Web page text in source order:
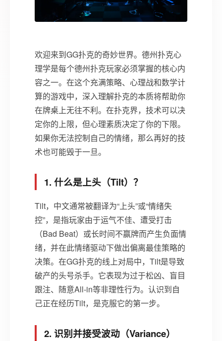
欢迎来到GG扑克的奇妙世界。德州扑克心
理学是每个德州扑克玩家必须掌握的核心内
容之一。在这个充满策略、心理战和数学计
算的游戏中，深入理解扑克的本质将帮助你
在牌桌上无往不利。在扑克界，技术可以决
定你的上限，但心理素质决定了你的下限。
如果你无法控制自己的情绪，那么再好的技
术也可能毁于一旦。
1. 什么是上头（Tilt）？
Tilt，中文通常被翻译为“上头”或“情绪失
控”，是指玩家由于运气不佳、遭受打击
（Bad Beat）或长时间不赢牌而产生负面情
绪，并在此情绪驱动下做出偏离最佳策略的
决策。在GG扑克的线上对局中，Tilt是导致
破产的头号杀手。它表现为过于松凶、盲目
跟注、随意All-in等非理性行为。认识到自
己正在经历Tilt，是克服它的第一步。
2. 识别并接受波动（Variance）